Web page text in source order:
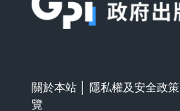
關於本站 隱私權及安全政策
覽